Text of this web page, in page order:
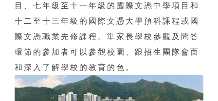
目、七年級至十一年級的國際文憑中學項目和
十二至十三年級的國際文憑大學預科課程或國
際文憑職業先修課程。準家長學校參觀及問答
環節的參加者可以參觀校園、跟招生團隊會面
和深入了解學校的教育的色。